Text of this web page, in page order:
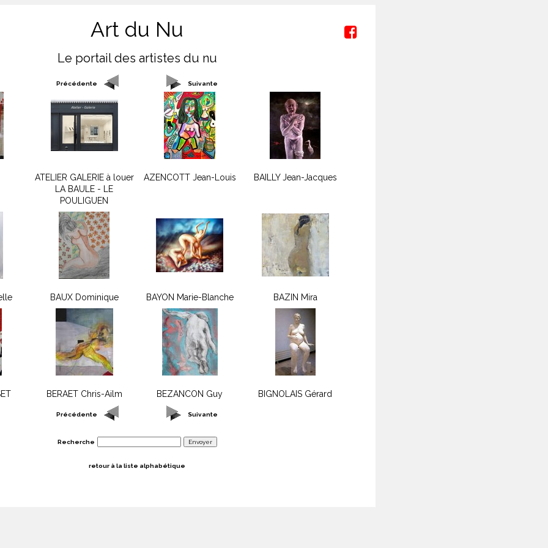
Art du Nu
Le portail des artistes du nu
Précédente Suivante
ATELIER GALERIE à louer
LA BAULE - LE
POULIGUEN
AZENCOTT Jean-Louis BAILLY Jean-Jacques
BAUX Dominique BAYON Marie-Blanche BAZIN Mira
BERAET Chris-Ailm BEZANCON Guy BIGNOLAIS Gérard
Précédente Suivante
Recherche
retour à la liste alphabétique